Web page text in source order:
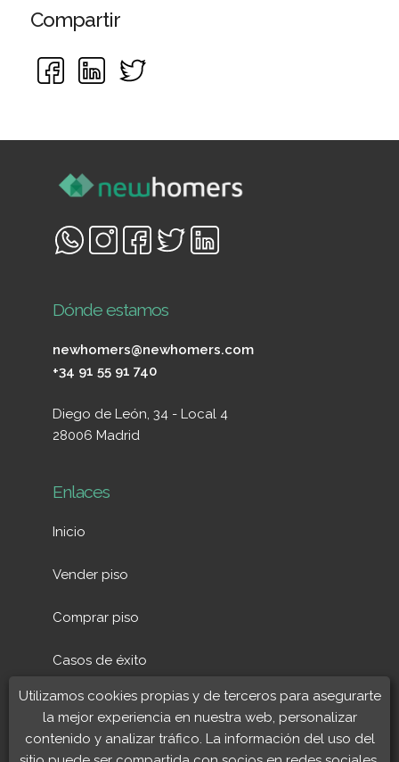
Compartir
Dónde estamos
newhomers@newhomers.com
+34 91 55 91 740
Diego de León, 34 - Local 4
28006 Madrid
Enlaces
Inicio
Vender piso
Comprar piso
Casos de éxito
Blog
Valora tu casa
Utilizamos cookies propias y de terceros para asegurarte
la mejor experiencia en nuestra web, personalizar
contenido y analizar tráfico. La información del uso del